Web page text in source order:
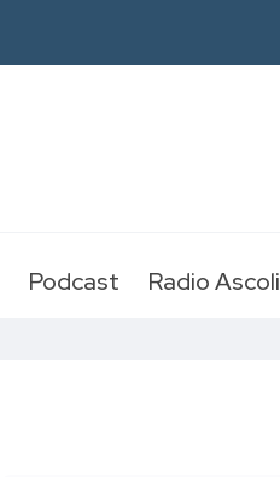
Podcast Radio Ascoli